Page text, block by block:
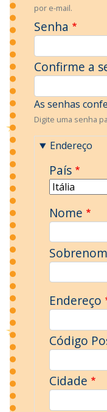
por e-mail.
Senha
Confirme a
As senhas
Digite uma senha
Endereço
País
Nome
Endereço
Código
Cidade